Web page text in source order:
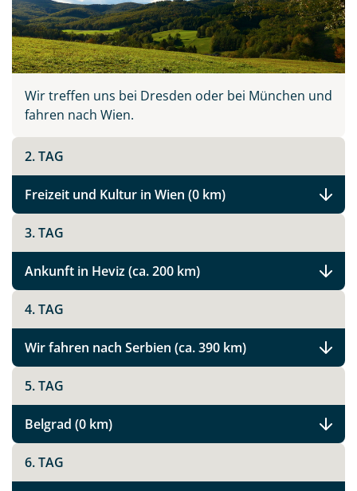
Wir treffen uns bei Dresden oder bei München und
fahren nach Wien.
2. TAG
Freizeit und Kultur in Wien (0 km)
3. TAG
Ankunft in Heviz (ca. 200 km)
4. TAG
Wir fahren nach Serbien (ca. 390 km)
5. TAG
Belgrad (0 km)
6. TAG